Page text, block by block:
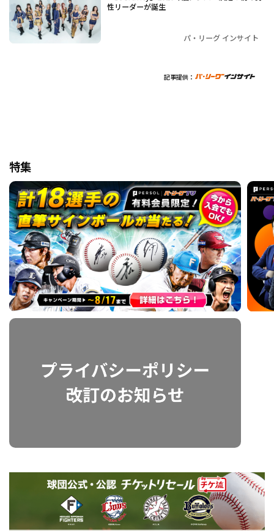
性リーダーが誕生
パ・リーグ インサイト
記事提供：
特集